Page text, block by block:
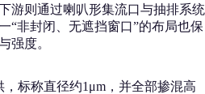
游则通过喇叭形集流口与抽排系统
“非封闭、无遮挡窗口”的布局也保
强度。
标称直径约1μm，并全部掺混高